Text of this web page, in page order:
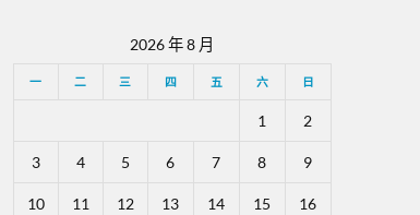
2026 年 8 月
一 二 三 四 五 六 日
1 2
3 4 5 6 7 8 9
10 11 12 13 14 15 16